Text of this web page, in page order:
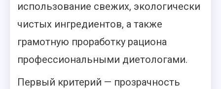
использование свежих, экологически
чистых ингредиентов, а также
грамотную проработку рациона
профессиональными диетологами.
Первый критерий — прозрачность